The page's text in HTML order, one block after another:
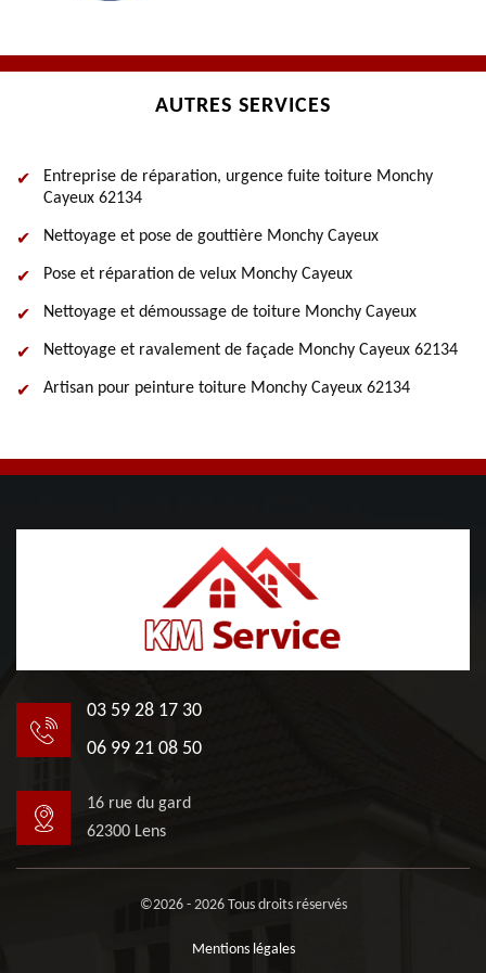
AUTRES SERVICES
Entreprise de réparation, urgence fuite toiture Monchy
Cayeux 62134
Nettoyage et pose de gouttière Monchy Cayeux
Pose et réparation de velux Monchy Cayeux
Nettoyage et démoussage de toiture Monchy Cayeux
Nettoyage et ravalement de façade Monchy Cayeux 62134
Artisan pour peinture toiture Monchy Cayeux 62134
03 59 28 17 30
06 99 21 08 50
16 rue du gard
62300 Lens
©2026 - 2026 Tous droits réservés
Mentions légales